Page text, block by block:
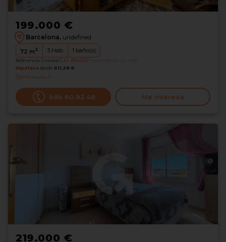
199.000 €
Barcelona, undefined
72 m2 3 Hab. 1 baño(s)
Referencia Grocasa G34_894425
Hipoteca desde 611,28 €
Interesados0
686 60 83 48 Me interesa
219.000 €